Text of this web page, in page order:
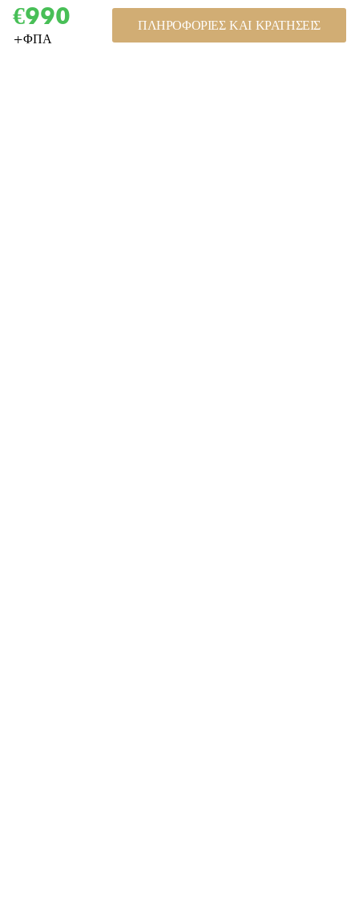
€990
+ΦΠΑ
ΠΛΗΡΟΦΟΡΊΕΣ ΚΑΙ ΚΡΑΤΉΣΕΙΣ